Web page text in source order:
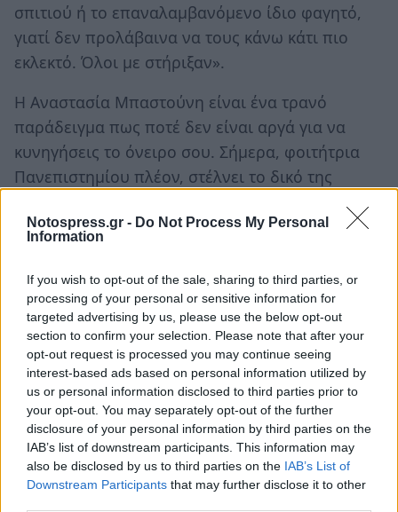
Notospress.gr - Do Not Process My Personal
Information
If you wish to opt-out of the sale, sharing to third parties, or
processing of your personal or sensitive information for
targeted advertising by us, please use the below opt-out
section to confirm your selection. Please note that after your
opt-out request is processed you may continue seeing
interest-based ads based on personal information utilized by
us or personal information disclosed to third parties prior to
your opt-out. You may separately opt-out of the further
disclosure of your personal information by third parties on the
IAB’s list of downstream participants. This information may
also be disclosed by us to third parties on the IAB’s List of
Downstream Participants that may further disclose it to other
σπιτιού ή το επαναλαμβανόμενο ίδιο φαγητό,
γιατί δεν προλάβαινα να τους κάνω κάτι πιο
εκλεκτό. Όλοι με στήριξαν».
Η Αναστασία Μπαστούνη είναι ένα τρανό
παράδειγμα πως ποτέ δεν είναι αργά για να
κυνηγήσεις το όνειρο σου. Σήμερα, φοιτήτρια
Πανεπιστημίου πλέον, στέλνει το δικό της
«Έφαγα χαστούκι από τη ζωή και προσγειώθηκα,
τη ζωή με ένα άλλο μάτι. Να μην το βάζουμε
κάτω και να φροντίζουμε να έχουμε δίπλα μας
ανθρώπους που πραγματικά αξίζουν».
Η δύναμη της ψυχής της συγκινεί.
Ακολουθήστε το notospress.grστο Google News και
μάθετε πρώτοιόλες τις ειδήσεις